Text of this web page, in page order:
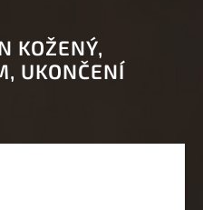
KOŽENÝ,
UKONČENÍ